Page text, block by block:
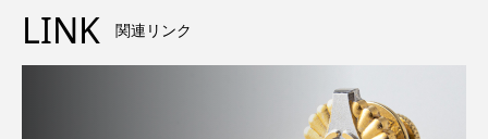
LINK 関連リンク